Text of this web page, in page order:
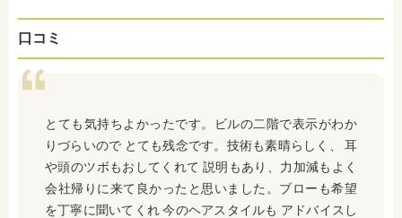
口コミ
とても気持ちよかったです。ビルの二階で表示がわか
りづらいので とても残念です。技術も素晴らしく、 耳
や頭のツボもおしてくれて 説明もあり、力加減もよく
会社帰りに来て良かったと思いました。ブローも希望
を丁寧に聞いてくれ 今のヘアスタイルも アドバイスし